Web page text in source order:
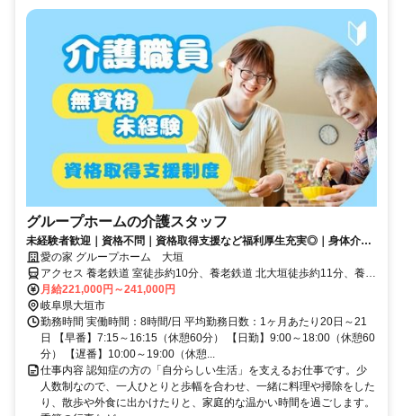
グループホームの介護スタッフ
未経験者歓迎｜資格不問｜資格取得支援など福利厚生充実◎｜身体介助
少なめ（対話が中心）
愛の家 グループホーム 大垣
アクセス 養老鉄道 室徒歩約10分、養老鉄道 北大垣徒歩約11分、養老
鉄道 西大垣徒歩約19分 養老線「室駅」「北大垣駅」より徒歩10分
月給221,000円～241,000円
岐阜県大垣市
勤務時間 実働時間：8時間/日 平均勤務日数：1ヶ月あたり20日～21
日 【早番】7:15～16:15（休憩60分） 【日勤】9:00～18:00（休憩60
分） 【遅番】10:00～19:00（休憩...
仕事内容 認知症の方の「自分らしい生活」を支えるお仕事です。少
人数制なので、一人ひとりと歩幅を合わせ、一緒に料理や掃除をした
り、散歩や外食に出かけたりと、家庭的な温かい時間を過ごします。